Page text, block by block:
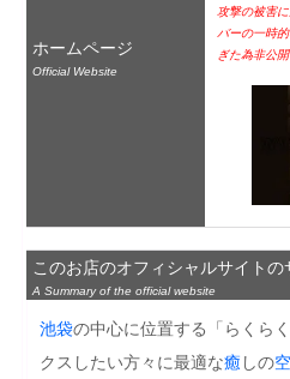
ホームページ
Official Website
攻撃の被害
バーの一時
ぎた為非公
このお店のオフィシャルサイトの
A Summary of the official website
池袋の中心に位置する「らくら
クスしたい方々に最適な癒 しの